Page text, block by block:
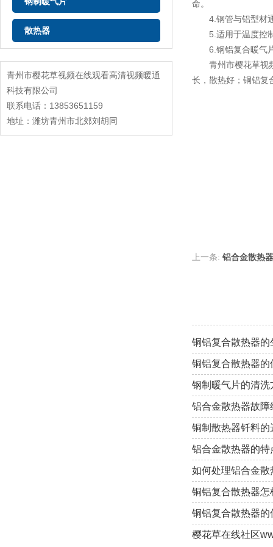
散热器
青州市樱花草视频在线观看高清视频暖通
科技有限公司
联系电话：13853651159
地址：潍坊青州市北郊刘胡同
命。
4.钢管与铝型材通过
5.适用于温度控制和热
6.钢铝复合暖气片
青州市樱花草视频在
长，散热好；铜铝
上一条: 铝合金散热
铜铝复合散热器的
铜铝复合散热器的
钢制暖气片的清洗
铝合金散热器故障
铜制散热器钎料的
铝合金散热器的特
如何处理铝合金散
铜铝复合散热器怎
铜铝复合散热器的优
樱花草在线社区